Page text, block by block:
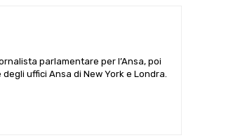
parlamentare per l’Ansa, poi
uffici Ansa di New York e Londra.